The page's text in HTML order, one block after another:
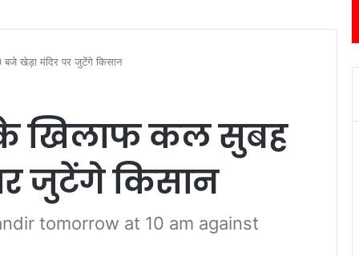
खेड़ा मंदिर पर जुटेंगे किसान
खिलाफ कल सुबह
जुटेंगे किसान
tomorrow at 10 am against